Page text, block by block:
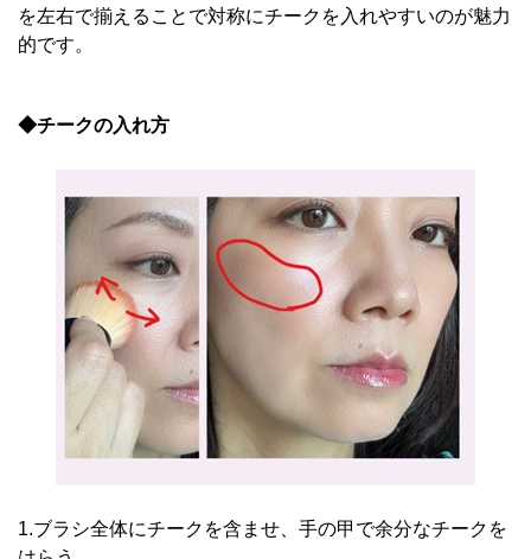
を左右で揃えることで対称にチークを入れやすいのが魅力
的です。
◆チークの入れ方
1.ブラシ全体にチークを含ませ、手の甲で余分なチークを